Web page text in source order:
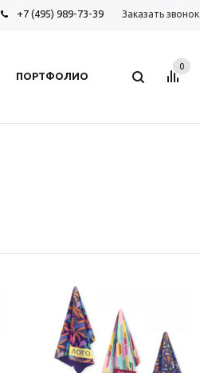
+7 (495) 989-73-39 Заказать звонок
ПОРТФОЛИО
0